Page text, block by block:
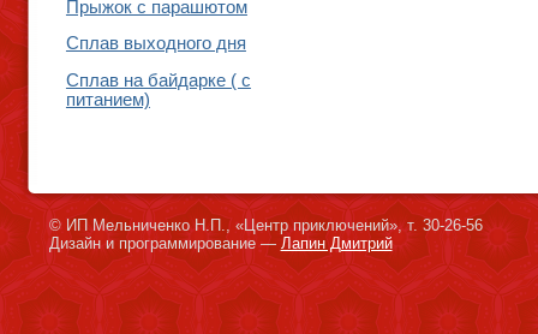
Прыжок с парашютом
Сплав выходного дня
Сплав на байдарке ( с
питанием)
© ИП Мельниченко Н.П., «Центр приключений», т. 30-26-56
Дизайн и программирование — Лапин Дмитрий